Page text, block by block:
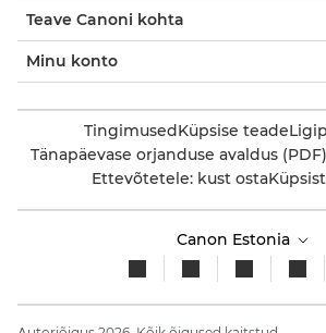
Teave Canoni kohta
Minu konto
TingimusedKüpsise teade
Tänapäevase orjanduse avaldus (PDF)
Ettevõtetele: kust osta
Canon Estonia